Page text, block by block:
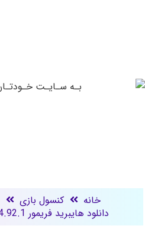
خانه کنسول بازی
دانلود هایبرید فریمور HFW 4.92.1 پلی استیشن 3